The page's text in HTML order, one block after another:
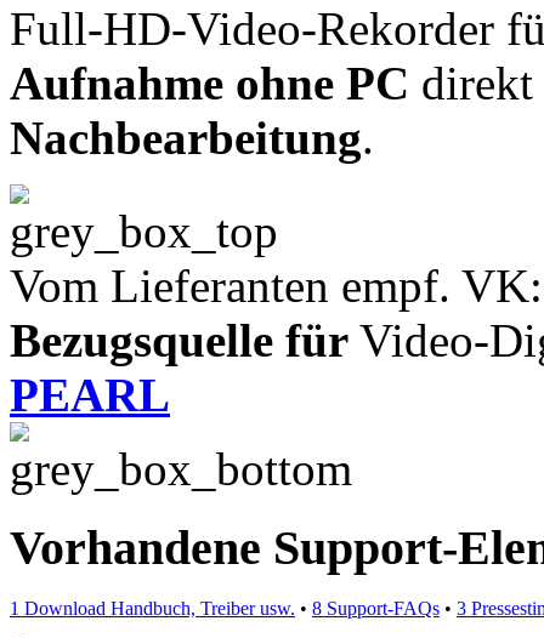
Full-HD-Video-Rekorder
Aufnahme ohne PC direkt
Nachbearbeitung.
Vom Lieferanten empf.
Bezugsquelle für Video-
PEARL
Vorhandene Support-
1 Download Handbuch, Treiber usw. • 8 Support-FAQs • 3